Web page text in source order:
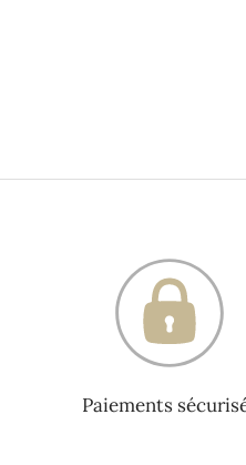
Paiements